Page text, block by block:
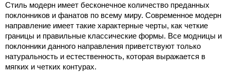
Стиль модерн имеет бесконечное количество преданных
поклонников и фанатов по всему миру. Современное модерн
направление имеет такие характерные черты, как четкие
границы и правильные классические формы. Все модницы и
поклонники данного направления приветствуют только
натуральность и естественность, которая выражается в
мягких и четких контурах.